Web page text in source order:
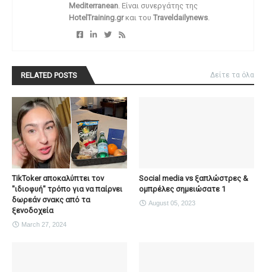
Mediterranean. Είναι συνεργάτης της
HotelTraining.grκαι του Traveldailynews.
RELATED POSTS Δείτε τα όλα
TikToker αποκαλύπτει τον
"ιδιοφυή" τρόπο για να παίρνει
δωρεάν σνακς από τα
ξενοδοχεία
March 27, 2024
Social media vs ξαπλώστρες &
ομπρέλες σημειώσατε 1
August 05, 2023